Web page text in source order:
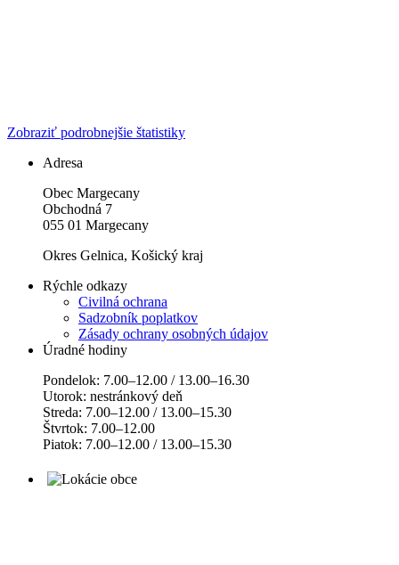
Zobraziť podrobnejšie štatistiky
Adresa
Obec Margecany
Obchodná 7
055 01 Margecany
Okres Gelnica, Košický kraj
Rýchle odkazy
Civilná ochrana
Sadzobník poplatkov
Zásady ochrany osobných údajov
Úradné hodiny
Pondelok: 7.00–12.00 / 13.00–16.30
Utorok: nestránkový deň
Streda: 7.00–12.00 / 13.00–15.30
Štvrtok: 7.00–12.00
Piatok: 7.00–12.00 / 13.00–15.30